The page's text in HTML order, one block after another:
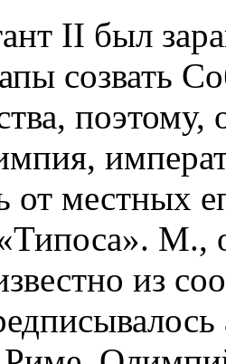
II был
созвать
поэтому,
от местных
М.,
из